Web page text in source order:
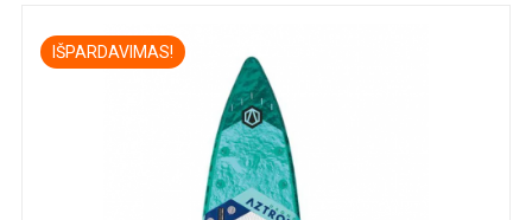
IŠPARDAVIMAS!